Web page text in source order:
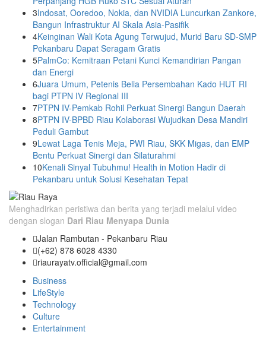
3Indosat, Ooredoo, Nokia, dan NVIDIA Luncurkan Zankore,
Bangun Infrastruktur AI Skala Asia-Pasifik
4Keinginan Wali Kota Agung Terwujud, Murid Baru SD-SMP
Pekanbaru Dapat Seragam Gratis
5PalmCo: Kemitraan Petani Kunci Kemandirian Pangan
dan Energi
6Juara Umum, Petenis Belia Persembahan Kado HUT RI
bagi PTPN IV Regional III
7PTPN IV-Pemkab Rohil Perkuat Sinergi Bangun Daerah
8PTPN IV-BPBD Riau Kolaborasi Wujudkan Desa Mandiri
Peduli Gambut
9Lewat Laga Tenis Meja, PWI Riau, SKK Migas, dan EMP
Bentu Perkuat Sinergi dan Silaturahmi
10Kenali Sinyal Tubuhmu! Health in Motion Hadir di
Pekanbaru untuk Solusi Kesehatan Tepat
Menghadirkan peristiwa dan berita yang terjadi melalui video
dengan slogan Dari Riau Menyapa Dunia
Jalan Rambutan - Pekanbaru Riau
(+62) 878 6028 4330
riaurayatv.official@gmail.com
Business
LifeStyle
Technology
Culture
Entertainment